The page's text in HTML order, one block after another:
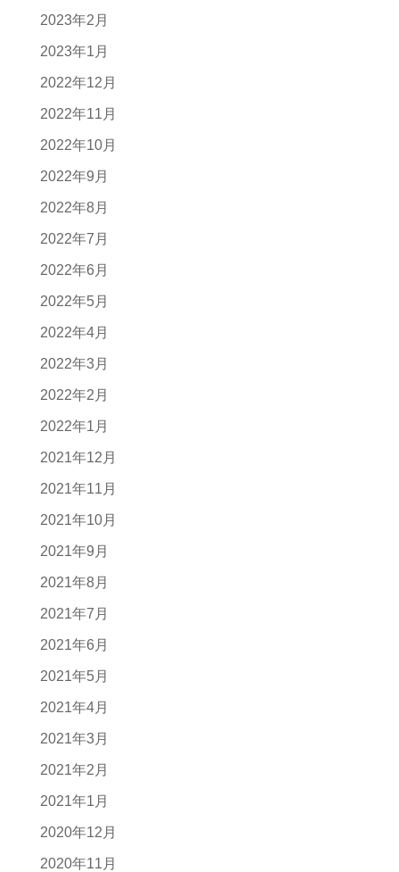
2023年2月
2023年1月
2022年12月
2022年11月
2022年10月
2022年9月
2022年8月
2022年7月
2022年6月
2022年5月
2022年4月
2022年3月
2022年2月
2022年1月
2021年12月
2021年11月
2021年10月
2021年9月
2021年8月
2021年7月
2021年6月
2021年5月
2021年4月
2021年3月
2021年2月
2021年1月
2020年12月
2020年11月